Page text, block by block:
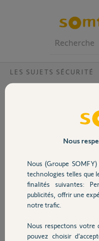
Volet
Sécurité
Domotique
Chauffage
LES SUJETS SÉCURITÉ
Compatibilité
Je souhaite compléter mon
Celle-ci sera-t-elle bien
Pourrais-je bénéficier du
caméra au tarif d'un système
Jean-Claude
il y a environ 6 ans
Nous
Nous (Groupe
technologies telles que
finalités suivantes:
publicités, offrir une
notre trafic.
Nous respectons
pouvez choisir